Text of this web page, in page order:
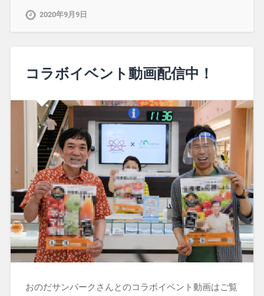
2020年9月9日
コラボイベント動画配信中！
おのだサンパークさんとのコラボイベント動画はご覧